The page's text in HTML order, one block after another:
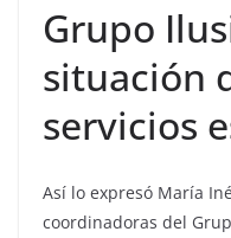
Grupo
situación
servicios
Así lo expresó María
coordinadoras del